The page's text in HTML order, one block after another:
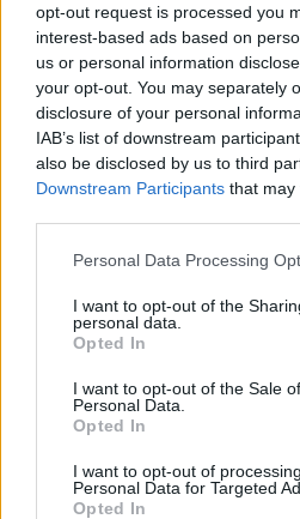
opt-out request is processed you
interest-based ads based on
us or personal information
your opt-out. You may separately
disclosure of your personal
IAB’s list of downstream
also be disclosed by us to third
Downstream Participants that may
Personal Data Processing
I want to opt-out of the
personal data.
Opted In
I want to opt-out of the Sale
Personal Data.
Opted In
I want to opt-out of
Personal Data for Targeted
Opted In
ΣΧΕΤΙΚΑ